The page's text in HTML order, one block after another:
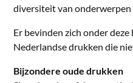
diversiteit van
Er bevinden zich onder
Nederlandse drukken die
Bijzondere oude drukken